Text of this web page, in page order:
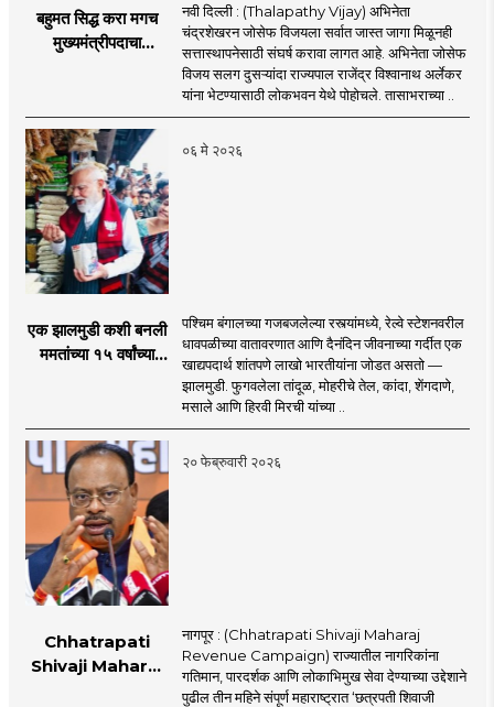
बहुमत सिद्ध करा मगच
मुख्यमंत्रीपदाचा
नवी दिल्ली : (Thalapathy Vijay) अभिनेता
चंद्रशेखरन जोसेफ विजयला सर्वात जास्त जागा मिळूनही
सत्तास्थापनेसाठी संघर्ष करावा लागत आहे. अभिनेता जोसेफ
विजय सलग दुसऱ्यांदा राज्यपाल राजेंद्र विश्वानाथ अर्लेकर
यांना भेटण्यासाठी लोकभवन येथे पोहोचले. तासाभराच्या ..
०६ मे २०२६
एक झालमुडी कशी बनली
ममतांच्या १५ वर्षांच्या
पश्चिम बंगालच्या गजबजलेल्या रस्त्यांमध्ये, रेल्वे स्टेशनवरील
धावपळीच्या वातावरणात आणि दैनंदिन जीवनाच्या गर्दीत एक
खाद्यपदार्थ शांतपणे लाखो भारतीयांना जोडत असतो —
झालमुडी. फुगवलेला तांदूळ, मोहरीचे तेल, कांदा, शेंगदाणे,
मसाले आणि हिरवी मिरची यांच्या ..
२० फेब्रुवारी २०२६
Chhatrapati
Shivaji Maharaj
नागपूर : (Chhatrapati Shivaji Maharaj
Revenue Campaign) राज्यातील नागरिकांना
गतिमान, पारदर्शक आणि लोकाभिमुख सेवा देण्याच्या उद्देशाने
पुढील तीन महिने संपूर्ण महाराष्ट्रात ‘छत्रपती शिवाजी